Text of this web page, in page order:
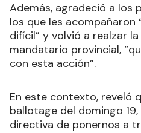
Además, agradeció a los
los que les acompañaron
difícil” y volvió a realzar
mandatario provincial,
con esta acción”.
En este contexto, reveló
ballotage del domingo 19,
directiva de ponernos a